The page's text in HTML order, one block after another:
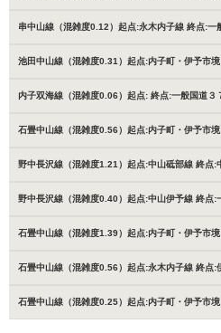
串中山線（混雑度0.12）起点:永木内子線 終点:
池田中山線（混雑度0.31）起点:内子町・伊予市
内子双海線（混雑度0.06）起点: 終点:一般国道３
石畳中山線（混雑度0.56）起点:内子町・伊予市
野中長沢線（混雑度1.21）起点:中山砥部線 終点:
野中長沢線（混雑度0.40）起点:中山伊予線 終点
石畳中山線（混雑度1.39）起点:内子町・伊予市
石畳中山線（混雑度0.56）起点:永木内子線 終点
石畳中山線（混雑度0.25）起点:内子町・伊予市